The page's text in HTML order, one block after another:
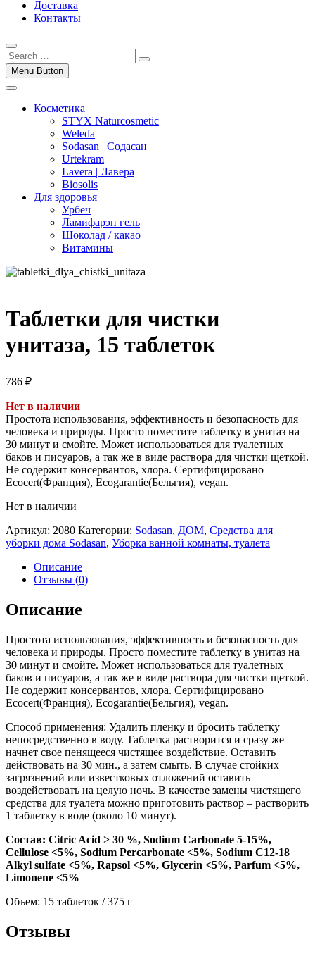
Доставка
Контакты
Menu Button
Косметика
STYX Naturcosmetic
Weleda
Sodasan | Содасан
Urtekram
Lavera | Лавера
Biosolis
Для здоровья
Урбеч
Ламифарэн гель
Шоколад / какао
Витамины
Таблетки для чистки
унитаза, 15 таблеток
786 ₽
Нет в наличии
Простота использования, эффективность и безопасность для
человека и природы. Просто поместите таблетку в унитаз на
30 минут и смойте. Может использоваться для туалетных
баков и писуаров, а так же в виде раствора для чистки щеткой.
Не содержит консервантов, хлора. Сертифицировано
Ecocert(Франция), Ecogarantie(Бельгия), vegan.
Нет в наличии
Артикул: 2080 Категории: Sodasan, ДОМ, Средства для
уборки дома Sodasan, Уборка ванной комнаты, туалета
Описание
Отзывы (0)
Описание
Простота использования, эффективность и безопасность для
человека и природы. Просто поместите таблетку в унитаз на
30 минут и смойте. Может использоваться для туалетных
баков и писуаров, а так же в виде раствора для чистки щеткой.
Не содержит консервантов, хлора. Сертифицировано
Ecocert(Франция), Ecogarantie(Бельгия), vegan.
Способ применения: Удалить пленку и бросить таблетку
непосредственно в воду. Таблетка растворится и сразу же
начнет свое пенящееся чистящее воздействие. Оставить
действовать на 30 мин., а затем смыть. В случае стойких
загрязнений или известковых отложений оставить
воздействовать на целую ночь. В качестве замены чистящего
средства для туалета можно приготовить раствор – растворить
1 таблетку в воде (около 10 минут).
Состав: Citric Acid > 30 %, Sodium Carbonate 5-15%,
Cellulose <5%, Sodium Percarbonate <5%, Sodium C12-18
Alkyl sulfate <5%, Rapsol <5%, Glycerin <5%, Parfum <5%,
Limonene <5%
Объем: 15 таблеток / 375 г
Отзывы